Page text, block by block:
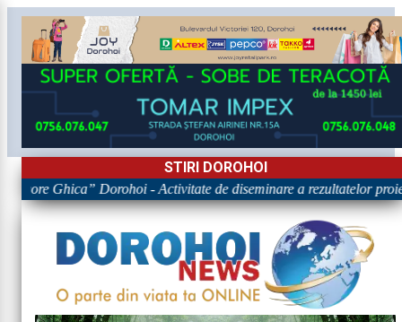
STIRI DOROHOI
Ghica” Dorohoi - Activitate de diseminare a rezultatelor